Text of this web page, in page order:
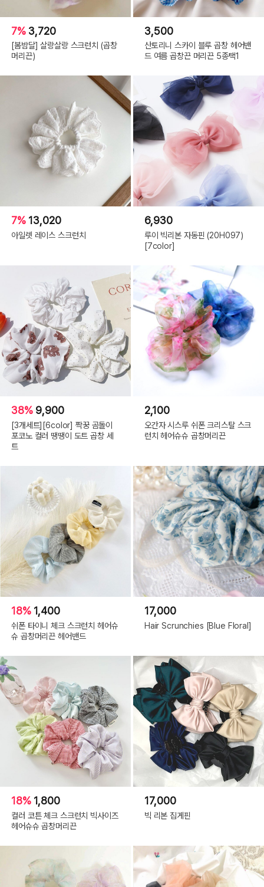
7% 3,720
[봄밤달] 살랑살랑 스크런치 (곱창
머리끈)
3,500
산토리니 스카이 블루 곱창 헤어밴
드 여름 곱창끈 머리끈 5종택1
7% 13,020
아일렛 레이스 스크런치
6,930
루이 빅리본 자동핀 (20H097)
[7color]
38% 9,900
[3개세트][6color] 짝꿍 곰돌이
포코노 컬러 땡땡이 도트 곱창 세
트
2,100
오간자 시스루 쉬폰 크리스탈 스크
런치 헤어슈슈 곱창머리끈
18% 1,400
쉬폰 타이니 체크 스크런치 헤어슈
슈 곱창머리끈 헤어밴드
17,000
Hair Scrunchies [Blue Floral]
18% 1,800
컬러 코튼 체크 스크런치 빅사이즈
헤어슈슈 곱창머리끈
17,000
빅 리본 집게핀